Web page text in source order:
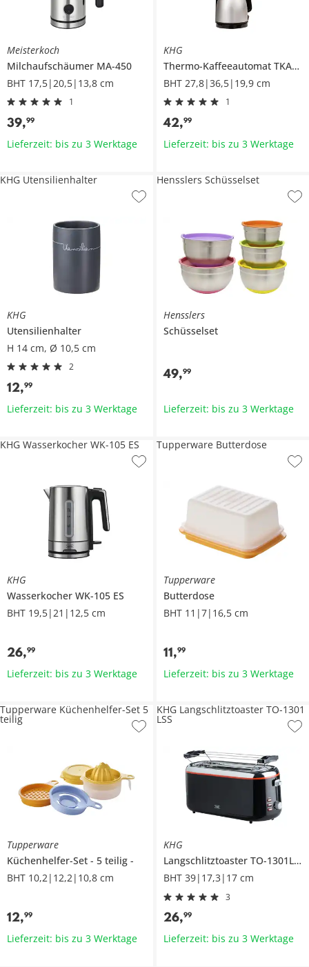
Meisterkoch
Milchaufschäumer MA-450
BHT 17,5|20,5|13,8 cm
1
39,99
Lieferzeit: bis zu 3 Werktage
KHG
Thermo-Kaffeeautomat TKA-101SS
BHT 27,8|36,5|19,9 cm
1
42,99
Lieferzeit: bis zu 3 Werktage
KHG
Utensilienhalter
H 14 cm, Ø 10,5 cm
2
12,99
KHG Utensilienhalter
Lieferzeit: bis zu 3 Werktage
Hensslers
Schüsselset
49,99
Hensslers Schüsselset
Lieferzeit: bis zu 3 Werktage
KHG
Wasserkocher WK-105 ES
BHT 19,5|21|12,5 cm
26,99
KHG Wasserkocher WK-105 ES
Lieferzeit: bis zu 3 Werktage
Tupperware
Butterdose
BHT 11|7|16,5 cm
11,99
Tupperware Butterdose
Lieferzeit: bis zu 3 Werktage
Tupperware
Küchenhelfer-Set
5 teilig
BHT 10,2|12,2|10,8 cm
12,99
Tupperware Küchenhelfer-Set 5
teilig
Lieferzeit: bis zu 3 Werktage
KHG
Langschlitztoaster TO-1301LSS
BHT 39|17,3|17 cm
3
26,99
KHG Langschlitztoaster TO-1301
LSS
Lieferzeit: bis zu 3 Werktage